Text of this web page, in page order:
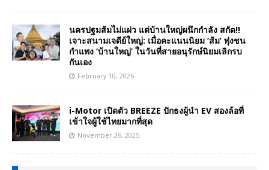
นครปฐมส้มไม่แผ่ว แต่บ้านใหญ่ผนึกกำลัง สกัด!!
เจาะสนามเจดีย์ใหญ่: เมื่อคะแนนนิยม ‘ส้ม’ พุ่งชน
กำแพง ‘บ้านใหญ่’ ในวันที่สายอนุรักษ์นิยมเลิกรบ
กันเอง
February 10, 2026
i-Motor เปิดตัว BREEZE ปักธงผู้นำ EV สองล้อที่
เข้าใจผู้ใช้ไทยมากที่สุด
November 26, 2025